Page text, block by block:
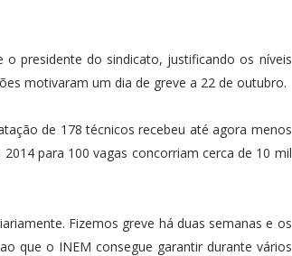
presidente do sindicato, justificando os níveis
motivaram um dia de greve a 22 de outubro.
de 178 técnicos recebeu até agora menos
para 100 vagas concorriam cerca de 10 mil
Fizemos greve há duas semanas e os
que o INEM consegue garantir durante vários